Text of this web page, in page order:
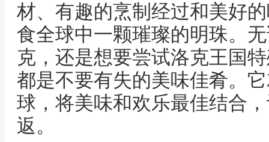
材、有趣的烹制经过和美好
食全球中一颗璀璨的明珠。
克，还是想要尝试洛克王国
都是不要有失的美味佳肴。
球，将美味和欢乐最佳结合
返。